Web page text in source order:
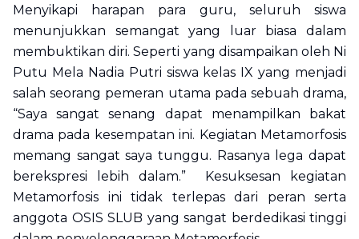
Menyikapi harapan para guru, seluruh siswa
menunjukkan semangat yang luar biasa dalam
membuktikan diri. Seperti yang disampaikan oleh Ni
Putu Mela Nadia Putri siswa kelas IX yang menjadi
salah seorang pemeran utama pada sebuah drama,
“Saya sangat senang dapat menampilkan bakat
drama pada kesempatan ini. Kegiatan Metamorfosis
memang sangat saya tunggu. Rasanya lega dapat
berekspresi lebih dalam.” Kesuksesan kegiatan
Metamorfosis ini tidak terlepas dari peran serta
anggota OSIS SLUB yang sangat berdedikasi tinggi